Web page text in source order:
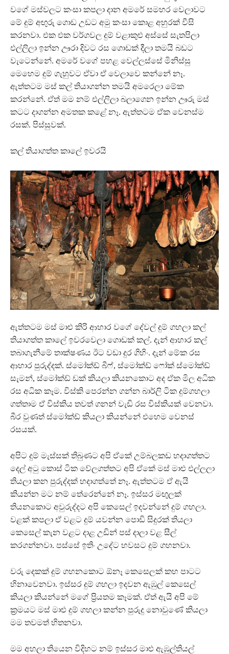
වගේ මස්වලට කංසා කපලා දාන අමරේ සමහර වෙලාවට
මේ දුම් අඟුරු ගොඩ උඩට අමු කංසා කොළ අහුරක් වීසි
කරනවා. එක එක වර්ගවල දුම් වළාකුළු අස්සේ සැතපිලා
එල්ලිලා ඉන්න ඌරා දිවට රස ගොඩක් දීලා තමයි බඩට
වැටෙන්නේ. අමරේ වගේ පහළ වෙල්ලස්සේ මිනිස්සු
මෙහෙම දුම් ගැහුවට ඒවා ඒ වෙලාවෙ කන්නේ නෑ.
ඇත්තටම මස් කල් තියාගන්න තමයි අමරෙලා මේක
කරන්නේ. ඒත් මම නම් එල්ලිලා බලාගෙන ඉන්න ඌරු මස්
කටට දාගන්න අමතක කළේ නෑ. ඇත්තටම ඒක වෙනස්ම
රසක්. පිස්සුවක්.
කල් තියාගත්ත කාලේ ඉවරයි
ඇත්තටම මස් මාළු කිරි ආහාර වගේ දේවල් දුම් ගහලා කල්
තියාගත්ත කාලේ ඉවරවෙලා ගොඩක් කල්. දැන් ආහාර කල්
තබාගැනීමේ තාක්ෂණය ඊට වඩා දුර ගිහිං. දැන් මේක රස
ආහාර පුරුද්දක්. ස්මෝක්ඩ් බීෆ්, ස්මෝක්ඩ් ෆෝක් ස්මෝක්ඩ්
සැමන්, ස්මෝක්ඩ් ඩක් කියලා කියනකොට අද ඒක මිල අධික
රස අධික කෑම. විස්කි පෙරන්න ගන්න බාර්ලි ටික දුම්ගහලා
ගත්තාම ඒ විස්කිය තවත් ගනන් වැඩි රස විස්කියක් වෙනවා.
බීර වුණත් ස්මෝක්ඩ් කියලා කියන්නේ එහෙම වෙනස්
රසයක්.
අපිට දුම් මැස්සක් තිබුණට අපි ඒකේ උම්බලකඩ හදාගත්තට
දෙල් අටු කොස් ටික වේලගත්තට අපි ඒකේ මස් මාළු එල්ලලා
තියලා කන පුරුද්දක් හදාගත්තේ නෑ. ඇත්තටම ඒ ඇයි
කියන්න මට නම් තේරෙන්නේ නෑ. ඉස්සර මඟුලක්
තියනකොට අවුරුද්දට අපි කෙසෙල් ඉදවන්නේ දුම් ගහලා.
වළක් කපලා ඒ වළට දුම් යවන්න පොඩි සිදුරක් තියලා
කෙසෙල් කැන වළට දාළ උඩින් පස් දාලා වළ සීල්
කරගන්නවා. පස්සේ ඉතිං උදේට හවසට දුම් ගහනවා.
වරු දෙකක් දුම් ගහනකොට ඕනෑ කෙසෙලක් කහ පාටට
හිනාවෙනවා. ඉස්සර දුම් ගහලා ඉදවන ඇඹුල් කෙසෙල්
කියලා කියන්නේ මගේ ප්‍රියතම කෑමක්. ඒත් ඇයි අපි මේ
ක්‍රමයට මස් මාළු දුම් ගහලා කන්න පුරුදු නොවුණේ කියලා
මම තවමත් හිතනවා.
මම අහලා තියෙන විදිහට නම් ඉස්සර මාළු ඇඹුල්තියල්